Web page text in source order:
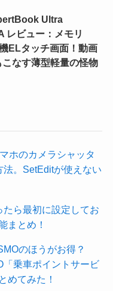
Ultra
レビュー：メモリ
ELタッチ画面！動画
なす薄型軽量の怪物
ホのカメラシャッタ
法。SetEditが使えない
ら最初に設定してお
まとめ！
のほうがお得？
「乗車ポイントサービ
めてみた！